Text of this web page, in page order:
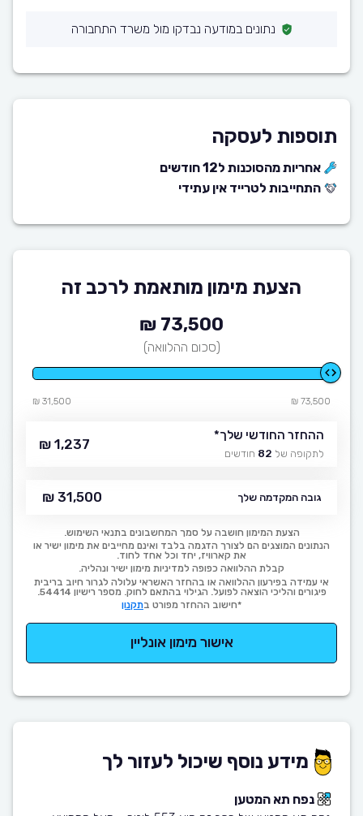
נתונים במודעה נבדקו מול משרד התחבורה
תוספות לעסקה
אחריות מהסוכנות ל12 חודשים
התחייבות לטרייד אין עתידי
הצעת מימון מותאמת לרכב זה
73,500 ₪
(סכום ההלוואה)
73,500 ₪
31,500 ₪
ההחזר החודשי שלך*
לתקופה של 82 חודשים
1,237 ₪
גובה המקדמה שלך 31,500 ₪
הצעת המימון חושבה על סמך המחשבונים בתנאי השימוש.
הנתונים המוצגים הם לצורך הדגמה בלבד ואינם מחייבים את מימון ישיר או
את קארוויז, יחד וכל אחד לחוד.
קבלת ההלוואה כפופה למדיניות מימון ישיר ונהליה.
אי עמידה בפירעון ההלוואה או בהחזר האשראי עלולה לגרור חיוב בריבית
פיגורים והליכי הוצאה לפועל. הגילוי בהתאם לחוק. מספר רישיון 54414.
*חישוב ההחזר מפורט בתקנון
אישור מימון אונליין
מידע נוסף שיכול לעזור לך
נפח תא המטען